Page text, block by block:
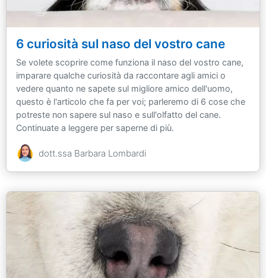
6 curiosità sul naso del vostro cane
Se volete scoprire come funziona il naso del vostro cane,
imparare qualche curiosità da raccontare agli amici o
vedere quanto ne sapete sul migliore amico dell'uomo,
questo è l'articolo che fa per voi; parleremo di 6 cose che
potreste non sapere sul naso e sull'olfatto del cane.
Continuate a leggere per saperne di più.
dott.ssa Barbara Lombardi